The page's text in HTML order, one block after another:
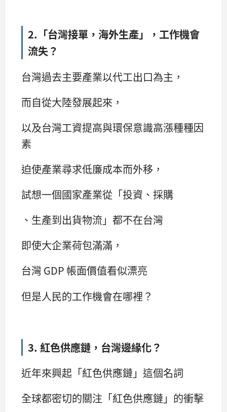
2.「台灣接單，海外生產」，工作機會
流失？
台灣過去主要產業以代工出口為主，
而自從大陸發展起來，
以及台灣工資提高與環保意識高漲種種因
素
迫使產業尋求低廉成本而外移，
試想一個國家產業從「投資、採購
、生產到出貨物流」都不在台灣
即使大企業荷包滿滿，
台灣 GDP 帳面價值看似漂亮
但是人民的工作機會在哪裡？
3. 紅色供應鏈，台灣邊緣化？
近年來興起「紅色供應鏈」這個名詞
全球都密切的關注「紅色供應鏈」的衝擊